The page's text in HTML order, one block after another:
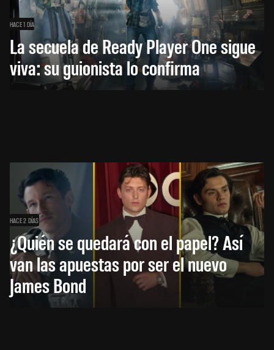
HACE 1 DÍA
La secuela de Ready Player One sigue
viva: su guionista lo confirma
HACE 2 DÍAS
¿Quién se quedará con el papel? Así
van las apuestas por ser el nuevo
James Bond